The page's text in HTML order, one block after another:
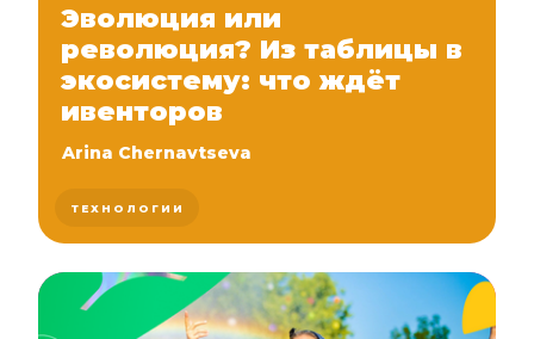
Эволюция или
революция? Из таблицы в
экосистему: что ждёт
ивенторов
Arina Chernavtseva
ТЕХНОЛОГИИ